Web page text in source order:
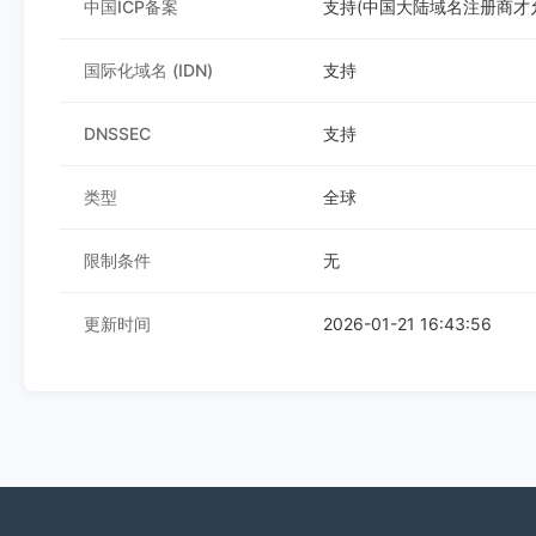
中国ICP备案 支持(中国大陆域名注册商
国际化域名 (IDN) 支持
DNSSEC 支持
类型 全球
限制条件 无
更新时间 2026-01-21 16:43:56